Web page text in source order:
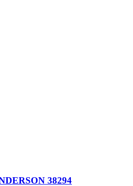
38294